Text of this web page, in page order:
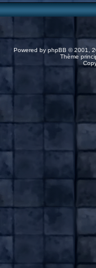
Powered by phpBB © 2001,
Thème